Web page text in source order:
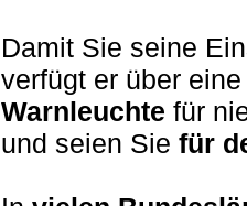
Damit Sie seine
verfügt er über
Warnleuchte für
und seien Sie für